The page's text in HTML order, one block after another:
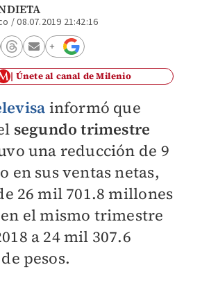
/08.07.2019 21:42:16
Únete al canal de Milenio
informó que
segundo trimestre
una reducción de 9
en sus ventas netas,
26 mil 701.8 millones
en el mismo trimestre
a 24 mil 307.6
pesos.